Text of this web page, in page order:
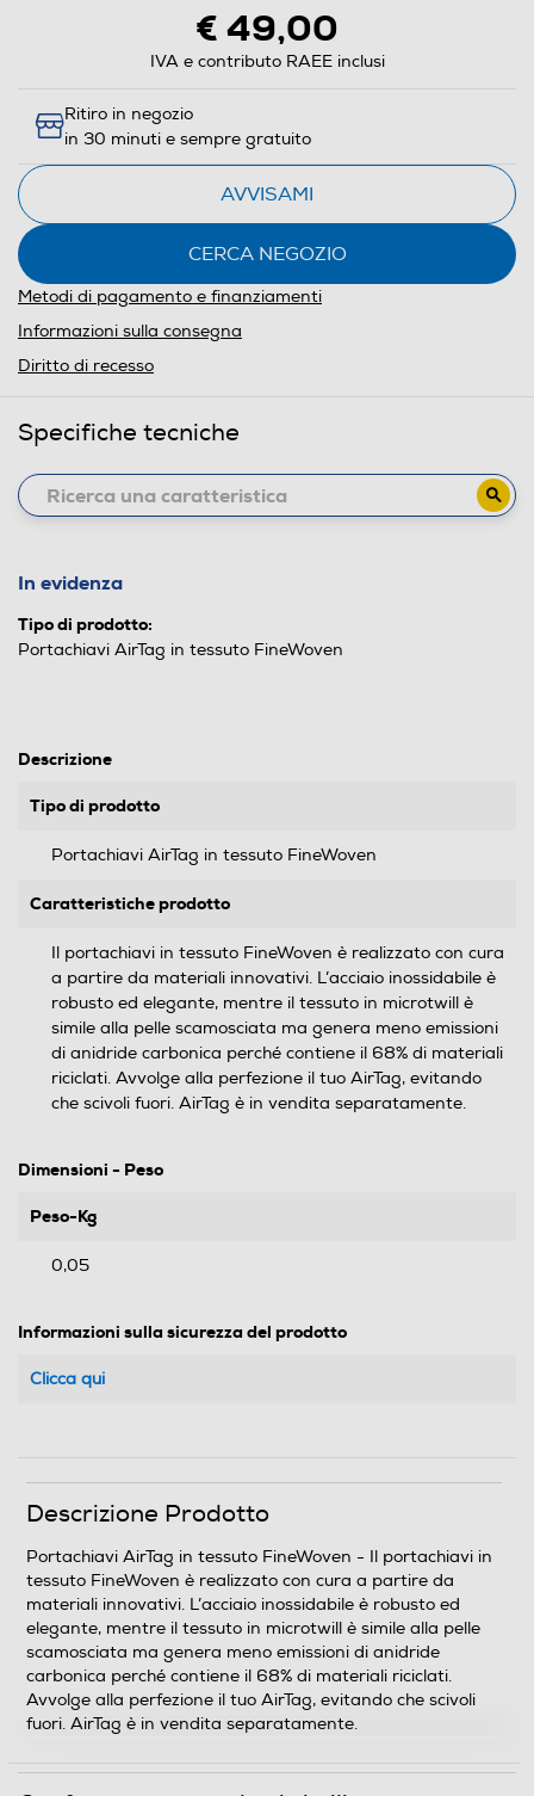
€ 49,00
IVA e contributo RAEE inclusi
Ritiro in negozio
in 30 minuti e sempre gratuito
AVVISAMI
CERCA NEGOZIO
Metodi di pagamento e finanziamenti
Informazioni sulla consegna
Diritto di recesso
Specifiche tecniche
In evidenza
Tipo di prodotto:
Portachiavi AirTag in tessuto FineWoven
Descrizione
Tipo di prodotto
Portachiavi AirTag in tessuto FineWoven
Caratteristiche prodotto
Il portachiavi in tessuto FineWoven è realizzato con cura
a partire da materiali innovativi. L’acciaio inossidabile è
robusto ed elegante, mentre il tessuto in microtwill è
simile alla pelle scamosciata ma genera meno emissioni
di anidride carbonica perché contiene il 68% di materiali
riciclati. Avvolge alla perfezione il tuo AirTag, evitando
che scivoli fuori. AirTag è in vendita separatamente.
Dimensioni - Peso
Peso-Kg
0,05
Informazioni sulla sicurezza del prodotto
Clicca qui
Descrizione Prodotto
Portachiavi AirTag in tessuto FineWoven - Il portachiavi in
tessuto FineWoven è realizzato con cura a partire da
materiali innovativi. L’acciaio inossidabile è robusto ed
elegante, mentre il tessuto in microtwill è simile alla pelle
scamosciata ma genera meno emissioni di anidride
carbonica perché contiene il 68% di materiali riciclati.
Avvolge alla perfezione il tuo AirTag, evitando che scivoli
fuori. AirTag è in vendita separatamente.